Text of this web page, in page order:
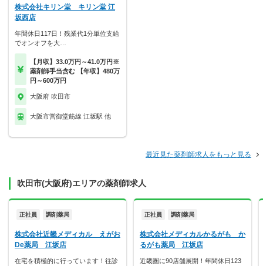
株式会社キリン堂 キリン堂 江
坂西店
年間休日117日！残業代1分単位支給
でオンオフを大…
【月収】33.0万円～41.0万円※
薬剤師手当含む 【年収】480万
円～600万円
大阪府 吹田市
大阪市営御堂筋線 江坂駅 他
最近見た薬剤師求人をもっと見る
吹田市(大阪府)エリアの薬剤師求人
正社員 調剤薬局
株式会社近畿メディカル えがお
De薬局 江坂店
在宅を積極的に行っています！往診
正社員 調剤薬局
株式会社メディカルかるがも か
るがも薬局 江坂店
近畿圏に90店舗展開！年間休日123